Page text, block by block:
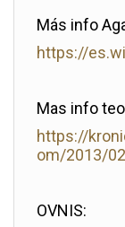
Más info
https://
Mas info
https://
om/2013/
OVNIS: